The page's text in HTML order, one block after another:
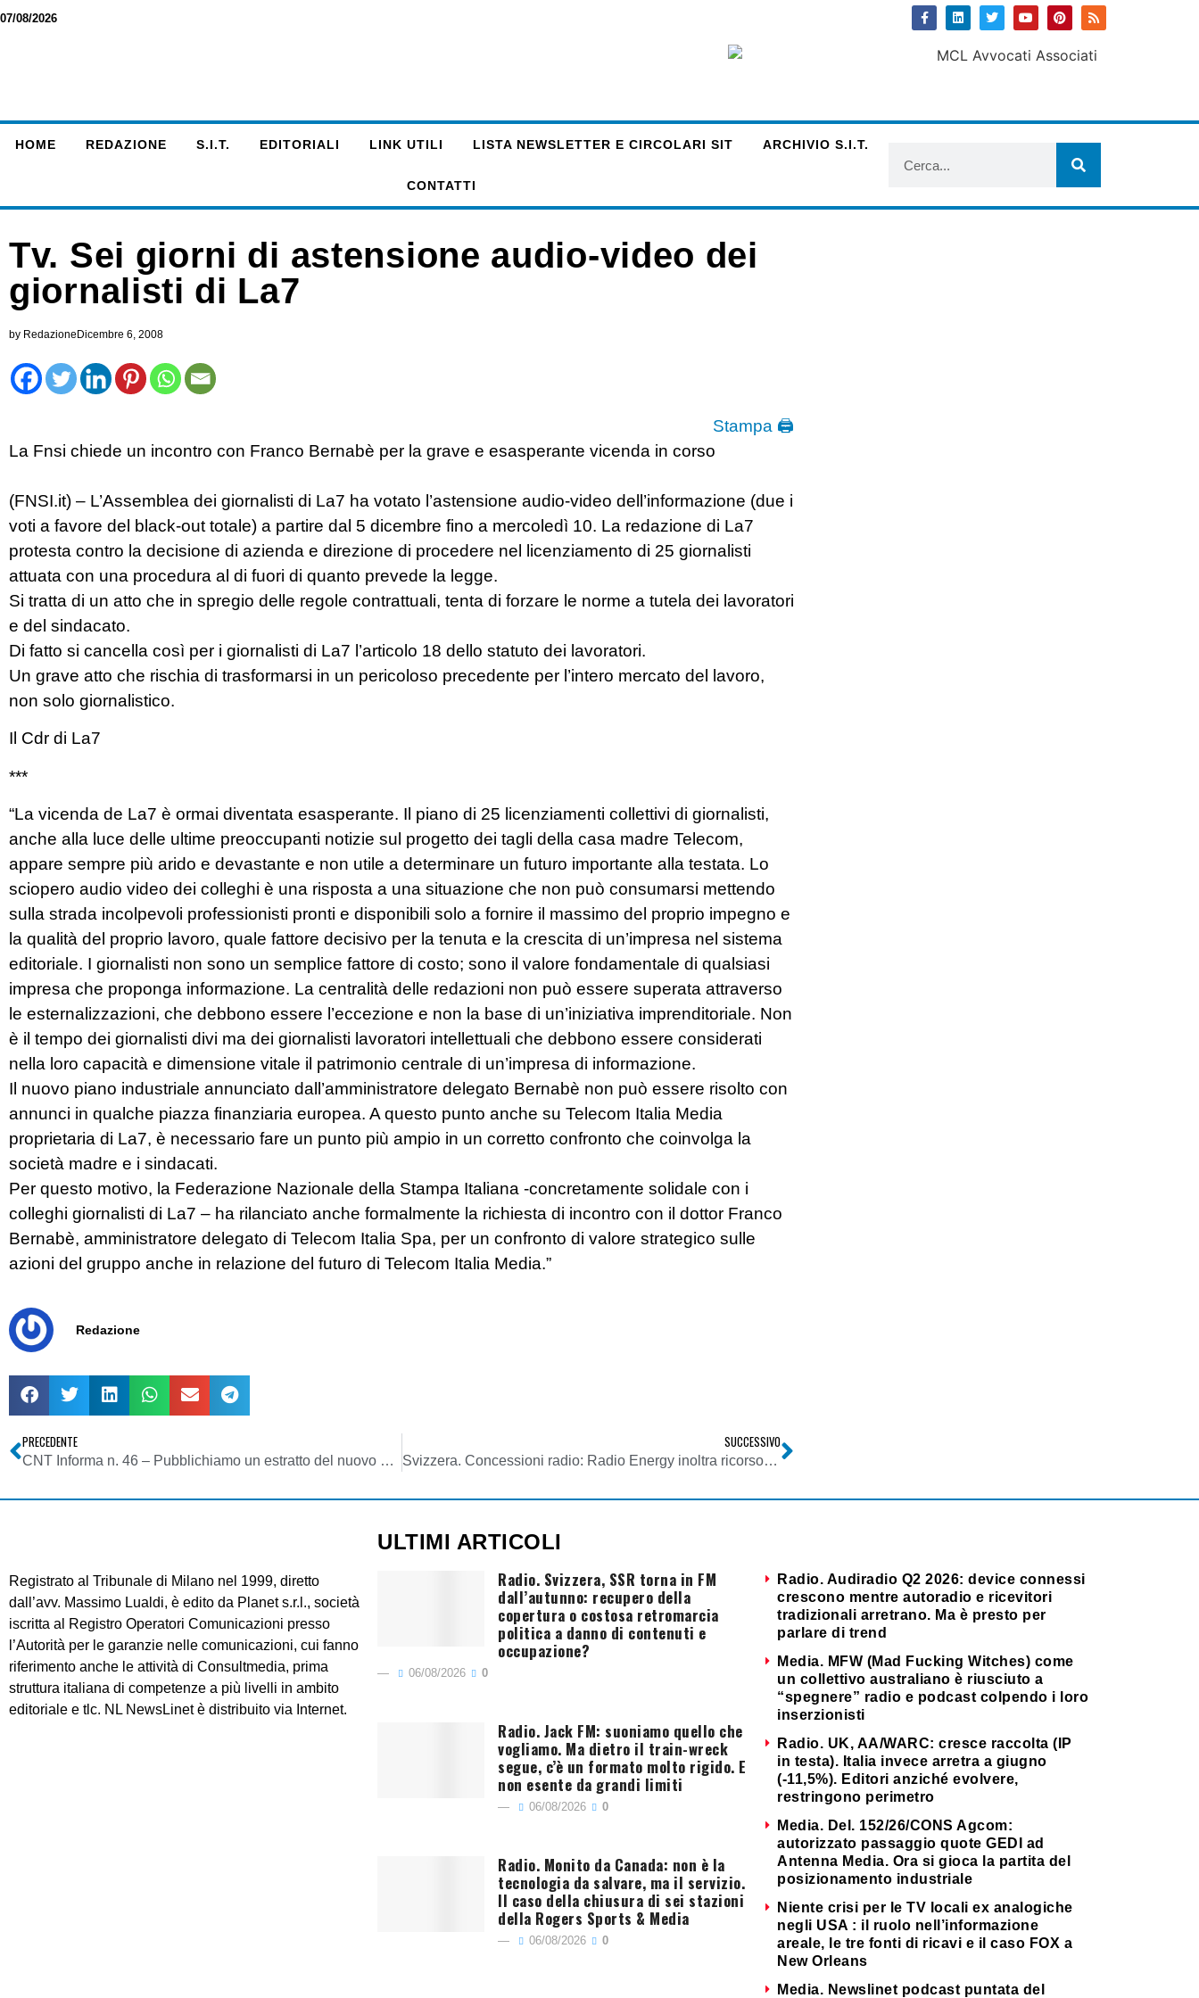
07/08/2026
HOME REDAZIONE S.I.T. EDITORIALI LINK UTILI LISTA NEWSLETTER E CIRCOLARI SIT ARCHIVIO S.I.T.
CONTATTI
Tv. Sei giorni di astensione audio-video dei
giornalisti di La7
by Redazione Dicembre 6, 2008
Stampa 🖨
La Fnsi chiede un incontro con Franco Bernabè per la grave e esasperante vicenda in corso
(FNSI.it) – L’Assemblea dei giornalisti di La7 ha votato l’astensione audio-video dell’informazione (due i
voti a favore del black-out totale) a partire dal 5 dicembre fino a mercoledì 10. La redazione di La7
protesta contro la decisione di azienda e direzione di procedere nel licenziamento di 25 giornalisti
attuata con una procedura al di fuori di quanto prevede la legge.
Si tratta di un atto che in spregio delle regole contrattuali, tenta di forzare le norme a tutela dei lavoratori
e del sindacato.
Di fatto si cancella così per i giornalisti di La7 l’articolo 18 dello statuto dei lavoratori.
Un grave atto che rischia di trasformarsi in un pericoloso precedente per l’intero mercato del lavoro,
non solo giornalistico.
Il Cdr di La7
***
“La vicenda de La7 è ormai diventata esasperante. Il piano di 25 licenziamenti collettivi di giornalisti,
anche alla luce delle ultime preoccupanti notizie sul progetto dei tagli della casa madre Telecom,
appare sempre più arido e devastante e non utile a determinare un futuro importante alla testata. Lo
sciopero audio video dei colleghi è una risposta a una situazione che non può consumarsi mettendo
sulla strada incolpevoli professionisti pronti e disponibili solo a fornire il massimo del proprio impegno e
la qualità del proprio lavoro, quale fattore decisivo per la tenuta e la crescita di un’impresa nel sistema
editoriale. I giornalisti non sono un semplice fattore di costo; sono il valore fondamentale di qualsiasi
impresa che proponga informazione. La centralità delle redazioni non può essere superata attraverso
le esternalizzazioni, che debbono essere l’eccezione e non la base di un’iniziativa imprenditoriale. Non
è il tempo dei giornalisti divi ma dei giornalisti lavoratori intellettuali che debbono essere considerati
nella loro capacità e dimensione vitale il patrimonio centrale di un’impresa di informazione.
Il nuovo piano industriale annunciato dall’amministratore delegato Bernabè non può essere risolto con
annunci in qualche piazza finanziaria europea. A questo punto anche su Telecom Italia Media
proprietaria di La7, è necessario fare un punto più ampio in un corretto confronto che coinvolga la
società madre e i sindacati.
Per questo motivo, la Federazione Nazionale della Stampa Italiana -concretamente solidale con i
colleghi giornalisti di La7 – ha rilanciato anche formalmente la richiesta di incontro con il dottor Franco
Bernabè, amministratore delegato di Telecom Italia Spa, per un confronto di valore strategico sulle
azioni del gruppo anche in relazione del futuro di Telecom Italia Media.”
Redazione
PRECEDENTE
CNT Informa n. 46 – Pubblichiamo un estratto del nuovo numero del bollettino del Coordinamento Nazionale Televisioni
SUCCESSIVO
Svizzera. Concessioni radio: Radio Energy inoltra ricorso al TAF
Registrato al Tribunale di Milano nel 1999, diretto
dall’avv. Massimo Lualdi, è edito da Planet s.r.l., società
iscritta al Registro Operatori Comunicazioni presso
l’Autorità per le garanzie nelle comunicazioni, cui fanno
riferimento anche le attività di Consultmedia, prima
struttura italiana di competenze a più livelli in ambito
editoriale e tlc. NL NewsLinet è distribuito via Internet.
ULTIMI ARTICOLI
Radio. Svizzera, SSR torna in FM
dall’autunno: recupero della
copertura o costosa retromarcia
politica a danno di contenuti e
occupazione?
06/08/2026 0
Radio. Jack FM: suoniamo quello che
vogliamo. Ma dietro il train-wreck
segue, c’è un formato molto rigido. E
non esente da grandi limiti
06/08/2026 0
Radio. Monito da Canada: non è la
tecnologia da salvare, ma il servizio.
Il caso della chiusura di sei stazioni
della Rogers Sports & Media
06/08/2026 0
Radio. Audiradio Q2 2026: device connessi
crescono mentre autoradio e ricevitori
tradizionali arretrano. Ma è presto per
parlare di trend
Media. MFW (Mad Fucking Witches) come
un collettivo australiano è riusciuto a
“spegnere” radio e podcast colpendo i loro
inserzionisti
Radio. UK, AA/WARC: cresce raccolta (IP
in testa). Italia invece arretra a giugno
(-11,5%). Editori anziché evolvere,
restringono perimetro
Media. Del. 152/26/CONS Agcom:
autorizzato passaggio quote GEDI ad
Antenna Media. Ora si gioca la partita del
posizionamento industriale
Niente crisi per le TV locali ex analogiche
negli USA : il ruolo nell’informazione
areale, le tre fonti di ricavi e il caso FOX a
New Orleans
Media. Newslinet podcast puntata del